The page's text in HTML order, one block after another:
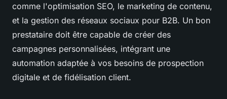
comme l'optimisation SEO, le marketing de contenu,
et la gestion des réseaux sociaux pour B2B. Un bon
prestataire doit être capable de créer des
campagnes personnalisées, intégrant une
automation adaptée à vos besoins de prospection
digitale et de fidélisation client.